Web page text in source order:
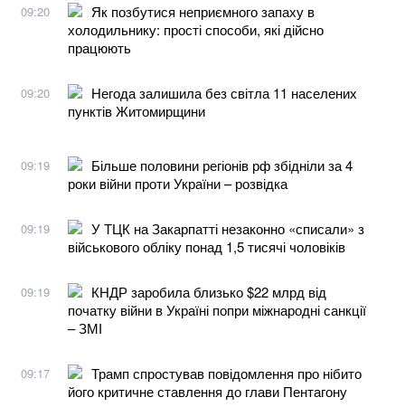
09:20
Як позбутися неприємного запаху в
холодильнику: прості способи, які дійсно
працюють
09:20
Негода залишила без світла 11 населених
пунктів Житомирщини
09:19
Більше половини регіонів рф збідніли за 4
роки війни проти України – розвідка
09:19
У ТЦК на Закарпатті незаконно «списали» з
військового обліку понад 1,5 тисячі чоловіків
09:19
КНДР заробила близько $22 млрд від
початку війни в Україні попри міжнародні санкції
– ЗМІ
09:17
Трамп спростував повідомлення про нібито
його критичне ставлення до глави Пентагону